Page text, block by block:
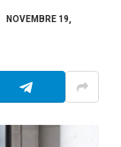
NOVEMBRE 19,